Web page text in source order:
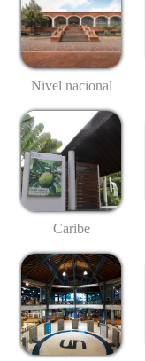
Nivel nacional
Caribe